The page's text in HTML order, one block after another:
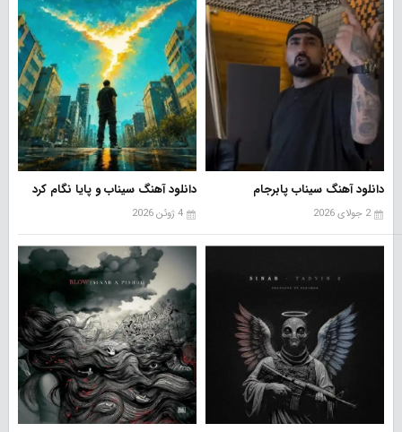
دانلود آهنگ سیناب پابرجام
2 جولای 2026
دانلود آهنگ سیناب و پایا نگام کرد
4 ژوئن 2026